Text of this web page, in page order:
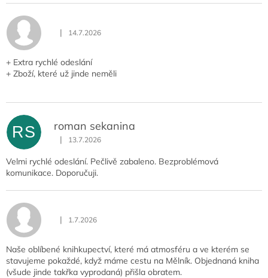
Hodnocení obchodu je 5 z 5 hvězdiček.
| 14.7.2026
+ Extra rychlé odeslání
+ Zboží, které už jinde neměli
RS roman sekanina
Hodnocení obchodu je 5 z 5 hvězdiček.
| 13.7.2026
Velmi rychlé odeslání. Pečlivě zabaleno. Bezproblémová
komunikace. Doporučuji.
Hodnocení obchodu je 5 z 5 hvězdiček.
| 1.7.2026
Naše oblíbené knihkupectví, které má atmosféru a ve kterém se
stavujeme pokaždé, když máme cestu na Mělník. Objednaná kniha
(všude jinde takřka vyprodaná) přišla obratem.